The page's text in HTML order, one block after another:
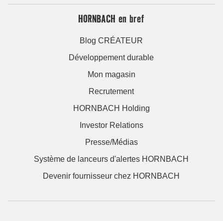
HORNBACH en bref
Blog CRÉATEUR
Développement durable
Mon magasin
Recrutement
HORNBACH Holding
Investor Relations
Presse/Médias
Système de lanceurs d'alertes HORNBACH
Devenir fournisseur chez HORNBACH